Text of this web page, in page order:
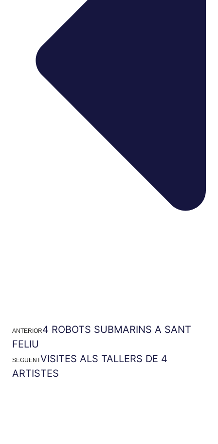
ANTERIOR4 ROBOTS SUBMARINS A SANT
FELIU
SEGÜENTVISITES ALS TALLERS DE 4
ARTISTES